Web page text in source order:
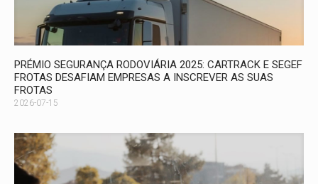
PRÉMIO SEGURANÇA RODOVIÁRIA 2025: CARTRACK E SEGEF
FROTAS DESAFIAM EMPRESAS A INSCREVER AS SUAS
FROTAS
2026-07-15